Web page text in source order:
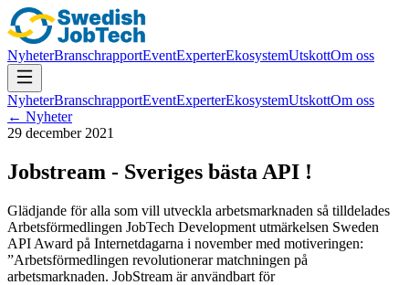
NyheterBranschrapportEventExperterEkosystemUtskottOm oss
NyheterBranschrapportEventExperterEkosystemUtskottOm oss
← Nyheter
29 december 2021
Jobstream - Sveriges bästa API !
Glädjande för alla som vill utveckla arbetsmarknaden så tilldelades
Arbetsförmedlingen JobTech Development utmärkelsen Sweden
API Award på Internetdagarna i november med motiveringen:
”Arbetsförmedlingen revolutionerar matchningen på
arbetsmarknaden. JobStream är användbart för